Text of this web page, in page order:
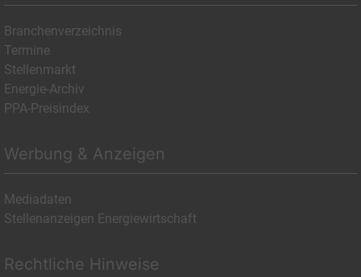
Branchenverzeichnis
Termine
Stellenmarkt
Energie-Archiv
PPA-Preisindex
Werbung & Anzeigen
Mediadaten
Stellenanzeigen Energiewirtschaft
Rechtliche Hinweise